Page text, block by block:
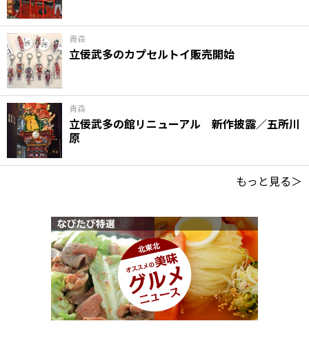
青森
立佞武多のカプセルトイ販売開始
青森
立佞武多の館リニューアル 新作披露／五所川
原
もっと見る＞